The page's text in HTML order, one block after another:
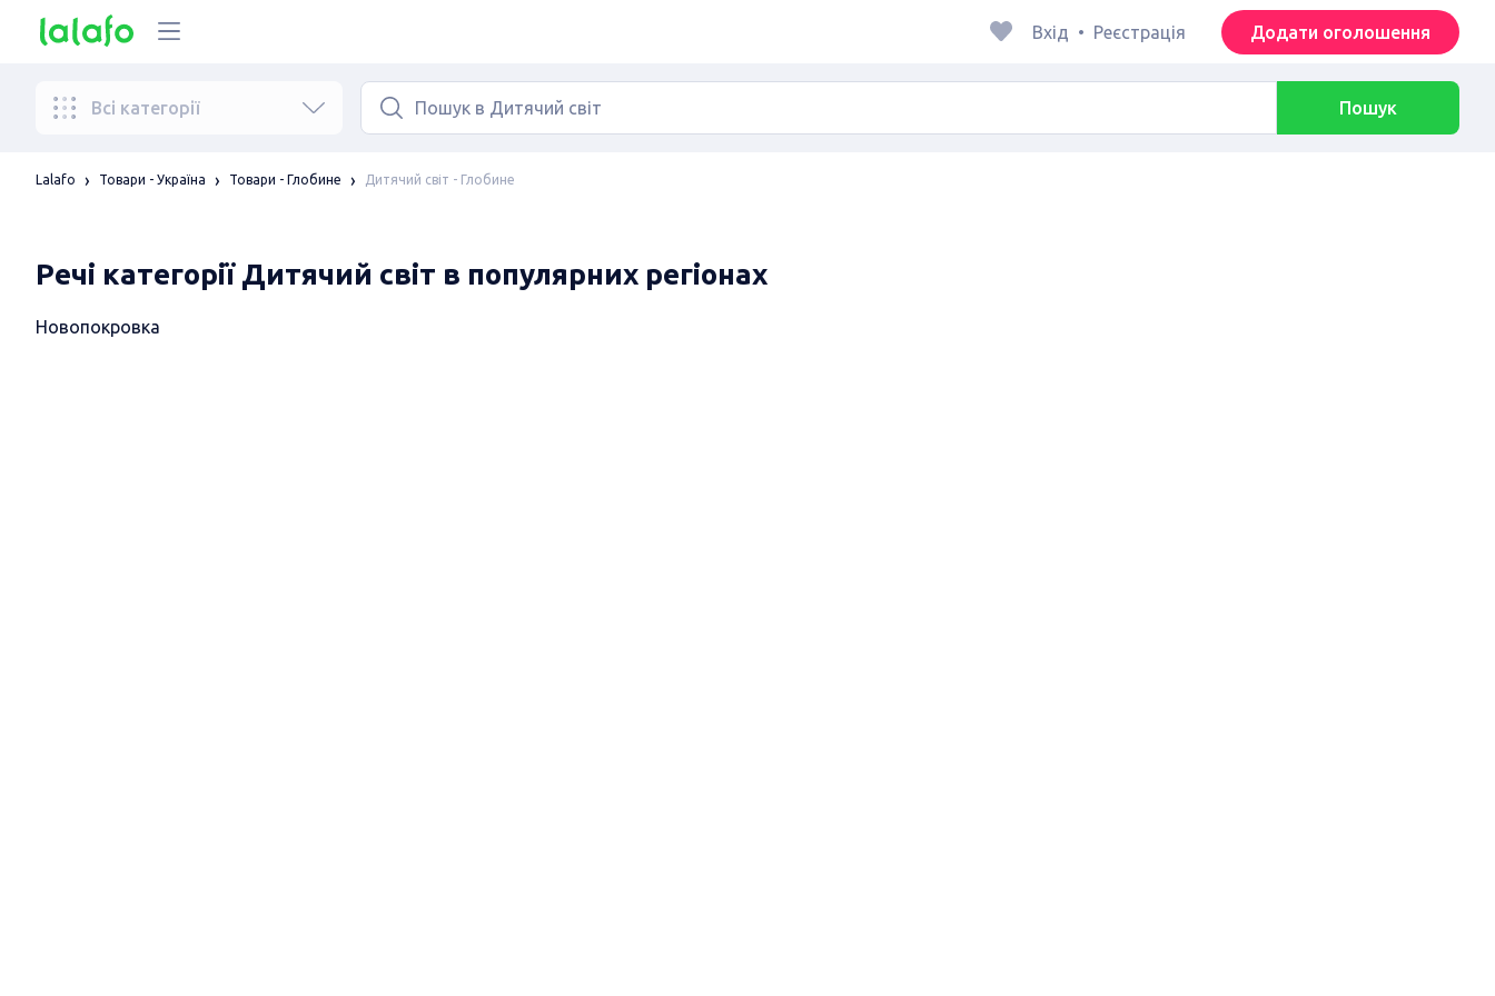
Вхід • Реєстрація Додати оголошення
Всі категорії Пошук
Lalafo Товари - Україна Товари - Глобине Дитячий світ - Глобине
Речі категорії Дитячий світ в популярних регіонах
Новопокровка